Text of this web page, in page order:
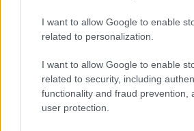
I want to allow Google to enable
related to personalization.
I want to allow Google to enable
related to security, including
functionality and fraud prevention,
user protection.